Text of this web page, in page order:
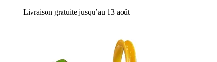
Livraison gratuite jusqu’au 13 août